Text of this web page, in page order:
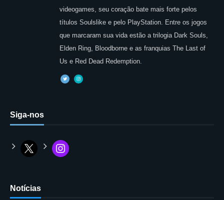
videogames, seu coração bate mais forte pelos
títulos Soulslike e pelo PlayStation. Entre os jogos
que marcaram sua vida estão a trilogia Dark Souls,
Elden Ring, Bloodborne e as franquias The Last of
Us e Red Dead Redemption.
Siga-nos
Notícias